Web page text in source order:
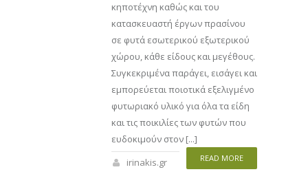
κηποτέχνη καθώς και του
κατασκευαστή έργων πρασίνου
σε φυτά εσωτερικού εξωτερικού
χώρου, κάθε είδους και μεγέθους.
Συγκεκριμένα παράγει, εισάγει και
εμπορεύεται ποιοτικά εξελιγμένο
φυτωριακό υλικό για όλα τα είδη
και τις ποικιλίες των φυτών που
ευδοκιμούν στον [...]
READ MORE
irinakis.gr